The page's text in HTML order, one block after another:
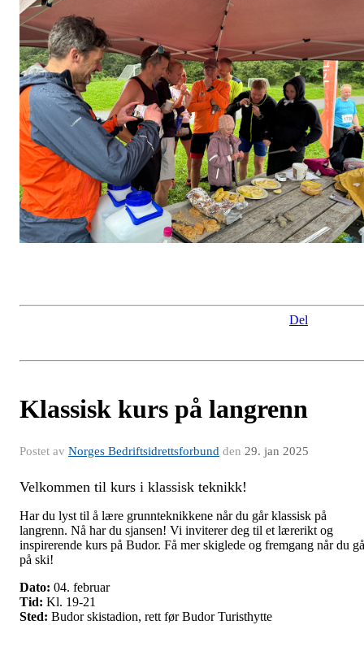
Del
Klassisk kurs på langrenn
Postet av Norges Bedriftsidrettsforbund den 29. jan 2025
Velkommen til kurs i klassisk teknikk!
Har du lyst til å lære grunnteknikkene når du går klassisk på
langrenn. Nå har du sjansen! Vi inviterer deg til et lærerikt og
inspirerende kurs på Budor. Få mer skiglede og fremgang når du
på ski!
Dato: 04. februar
Tid: Kl. 19-21
Sted: Budor skistadion, rett før Budor Turisthytte